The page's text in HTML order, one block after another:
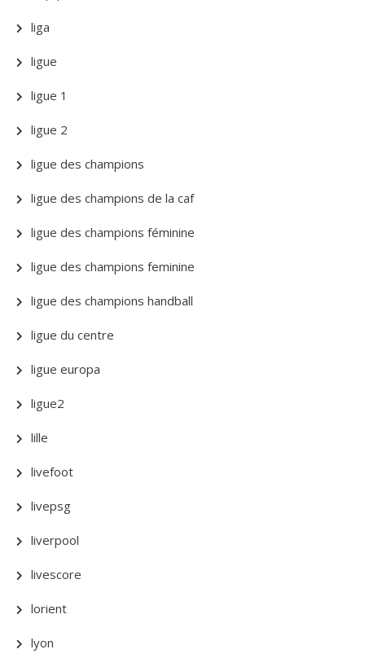
liga
ligue
ligue 1
ligue 2
ligue des champions
ligue des champions de la caf
ligue des champions féminine
ligue des champions feminine
ligue des champions handball
ligue du centre
ligue europa
ligue2
lille
livefoot
livepsg
liverpool
livescore
lorient
lyon